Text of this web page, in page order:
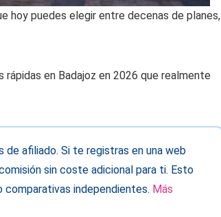
hoy puedes elegir entre decenas de planes,
en Badajoz en 2026 que realmente
afiliado. Si te registras en una web
sin coste adicional para ti. Esto
comparativas independientes. Más